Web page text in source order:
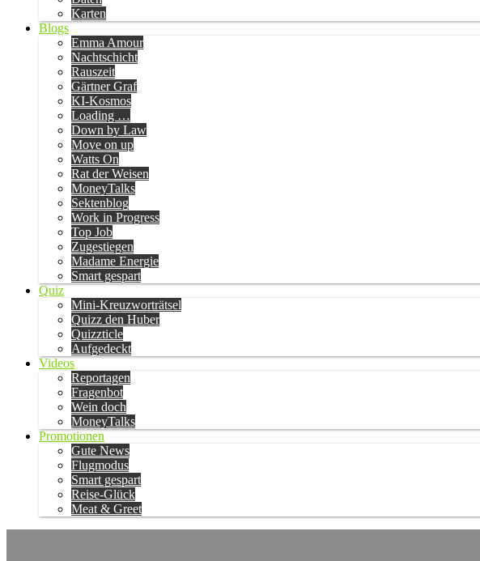
Karten
Blogs
Emma Amour
Nachtschicht
Rauszeit
Gärtner Graf
KI-Kosmos
Loading …
Down by Law
Move on up
Watts On
Rat der Weisen
MoneyTalks
Sektenblog
Work in Progress
Top Job
Zugestiegen
Madame Energie
Smart gespart
Quiz
Mini-Kreuzworträtsel
Quizz den Huber
Quizzticle
Aufgedeckt
Videos
Reportagen
Fragenbot
Wein doch
MoneyTalks
Promotionen
Gute News
Flugmodus
Smart gespart
Reise-Glück
Meat & Greet